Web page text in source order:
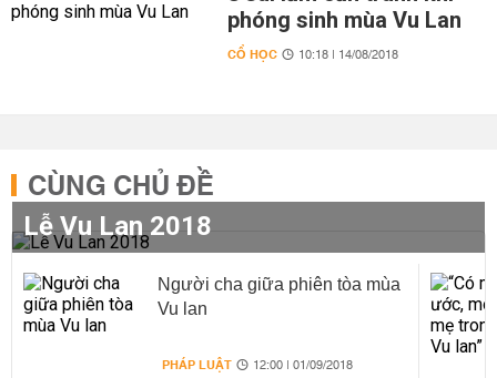
phóng sinh mùa Vu Lan
CỔ HỌC 10:18 | 14/08/2018
CÙNG CHỦ ĐỀ
Lễ Vu Lan 2018
Người cha giữa phiên tòa mùa
Vu lan
PHÁP LUẬT 12:00 | 01/09/2018